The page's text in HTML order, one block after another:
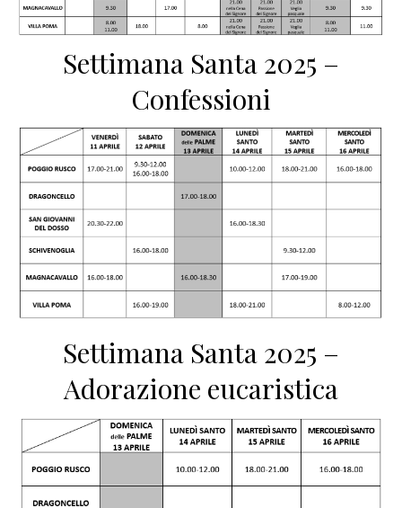
Settimana Santa 2025 –
Confessioni
Settimana Santa 2025 –
Adorazione eucaristica